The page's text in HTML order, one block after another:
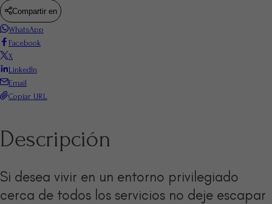
Compartir en
WhatsApp
Facebook
X
LinkedIn
Email
Copiar URL
Descripción
Si desea vivir en un entorno privilegiado
cerca de todos los servicios no deje escapar